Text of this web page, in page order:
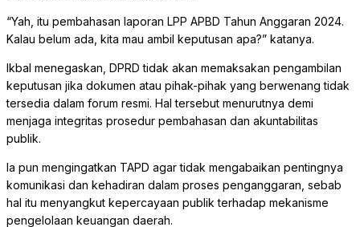
“Yah, itu pembahasan laporan LPP APBD Tahun Anggaran 2024.
Kalau belum ada, kita mau ambil keputusan apa?” katanya.
Ikbal menegaskan, DPRD tidak akan memaksakan pengambilan
keputusan jika dokumen atau pihak-pihak yang berwenang tidak
tersedia dalam forum resmi. Hal tersebut menurutnya demi
menjaga integritas prosedur pembahasan dan akuntabilitas
publik.
Ia pun mengingatkan TAPD agar tidak mengabaikan pentingnya
komunikasi dan kehadiran dalam proses penganggaran, sebab
hal itu menyangkut kepercayaan publik terhadap mekanisme
pengelolaan keuangan daerah.